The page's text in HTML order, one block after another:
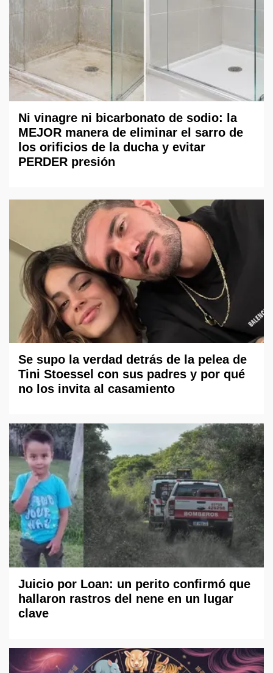
Ni vinagre ni bicarbonato de sodio: la
MEJOR manera de eliminar el sarro de
los orificios de la ducha y evitar
PERDER presión
Se supo la verdad detrás de la pelea de
Tini Stoessel con sus padres y por qué
no los invita al casamiento
Juicio por Loan: un perito confirmó que
hallaron rastros del nene en un lugar
clave